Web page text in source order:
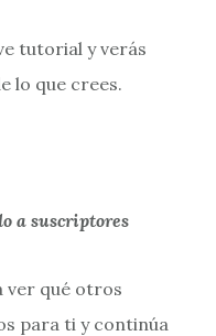
tutorial y verás
lo que crees.
a suscriptores
ver qué otros
para ti y continúa